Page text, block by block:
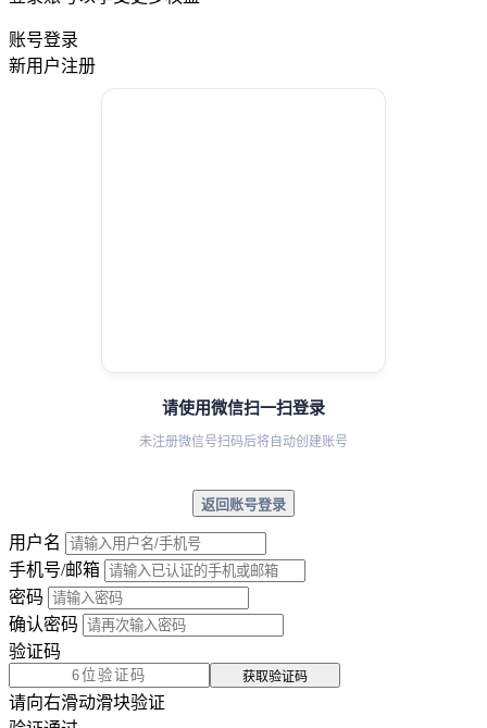
账号登录
新用户注册
请使用微信扫一扫登录
未注册微信号扫码后将自动创建账号
返回账号登录
用户名
手机号/邮箱
密码
确认密码
验证码
获取验证码
请向右滑动滑块验证